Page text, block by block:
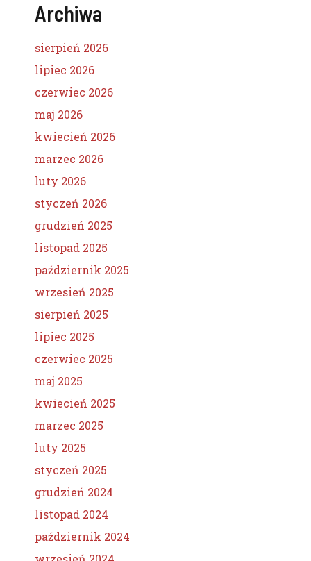
Archiwa
sierpień 2026
lipiec 2026
czerwiec 2026
maj 2026
kwiecień 2026
marzec 2026
luty 2026
styczeń 2026
grudzień 2025
listopad 2025
październik 2025
wrzesień 2025
sierpień 2025
lipiec 2025
czerwiec 2025
maj 2025
kwiecień 2025
marzec 2025
luty 2025
styczeń 2025
grudzień 2024
listopad 2024
październik 2024